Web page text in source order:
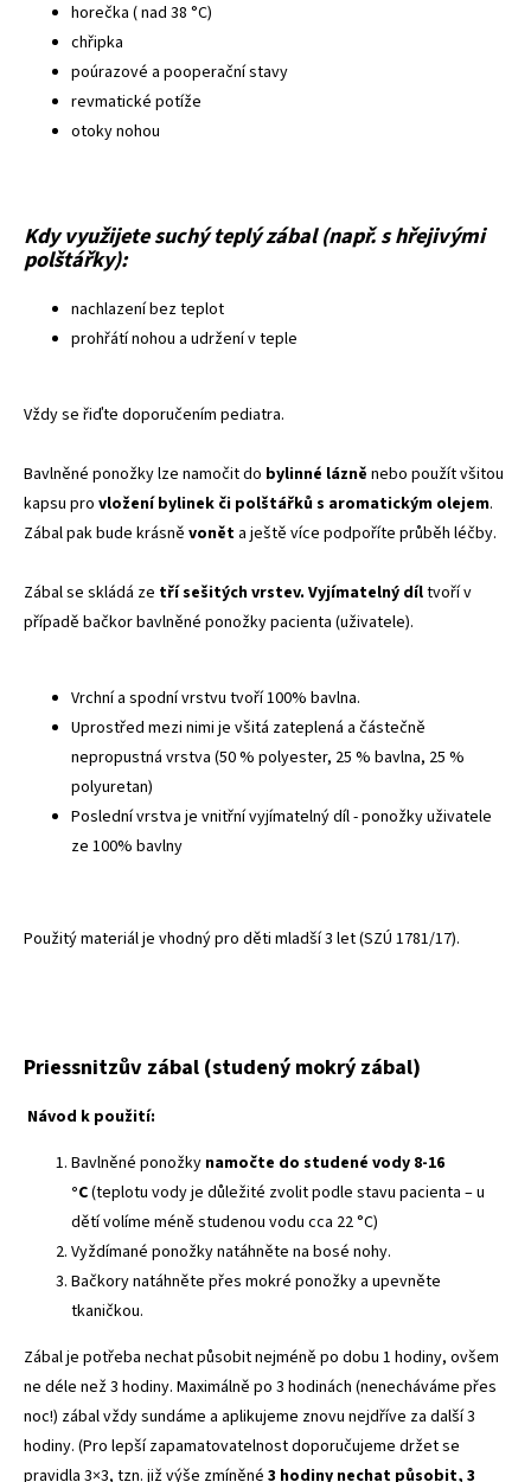
horečka ( nad 38 °C)
chřipka
poúrazové a pooperační stavy
revmatické potíže
otoky nohou
Kdy využijete suchý teplý zábal (např. s hřejivými
polštářky):
nachlazení bez teplot
prohřátí nohou a udržení v teple
Vždy se řiďte doporučením pediatra.
Bavlněné ponožky lze namočit do bylinné lázně nebo použít všitou
kapsu pro vložení bylinek či polštářků s aromatickým olejem.
Zábal pak bude krásně vonět a ještě více podpoříte průběh léčby.
Zábal se skládá ze tří sešitých vrstev. Vyjímatelný díltvoří v
případě bačkor bavlněné ponožky pacienta (uživatele).
Vrchní a spodní vrstvu tvoří 100% bavlna.
Uprostřed mezi nimi je všitá zateplená a částečně
nepropustná vrstva (50 % polyester, 25 % bavlna, 25 %
polyuretan)
Poslední vrstva je vnitřní vyjímatelný díl - ponožky uživatele
ze 100% bavlny
Použitý materiál je vhodný pro děti mladší 3 let (SZÚ 1781/17).
Priessnitzův zábal (studený mokrý zábal)
Návod k použití:
Bavlněné ponožky namočte do studené vody 8-16
°C(teplotu vody je důležité zvolit podle stavu pacienta – u
dětí volíme méně studenou vodu cca 22 °C)
Vyždímané ponožky natáhněte na bosé nohy.
Bačkory natáhněte přes mokré ponožky a upevněte
tkaničkou.
Zábal je potřeba nechat působit nejméně po dobu 1 hodiny, ovšem
ne déle než 3 hodiny. Maximálně po 3 hodinách (nenecháváme přes
noc!) zábal vždy sundáme a aplikujeme znovu nejdříve za další 3
hodiny. (Pro lepší zapamatovatelnost doporučujeme držet se
pravidla 3×3, tzn. již výše zmíněné 3 hodiny nechat působit, 3